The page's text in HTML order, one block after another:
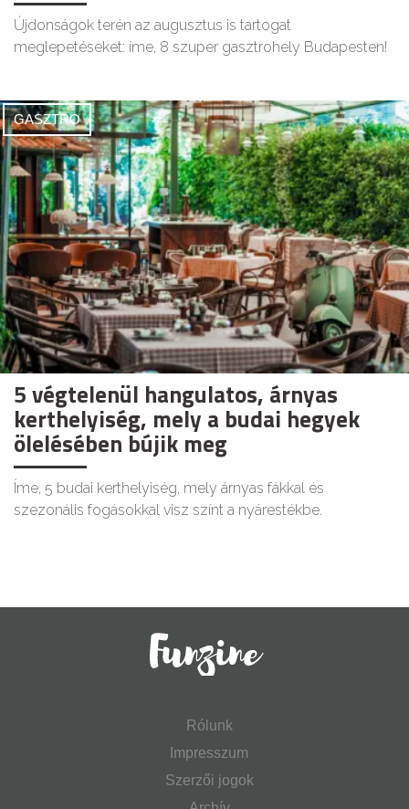
Újdonságok terén az augusztus is tartogat
meglepetéseket: íme, 8 szuper gasztrohely Budapesten!
GASZTRO
5 végtelenül hangulatos, árnyas
kerthelyiség, mely a budai hegyek
ölelésében bújik meg
Íme, 5 budai kerthelyiség, mely árnyas fákkal és
szezonális fogásokkal visz színt a nyárestékbe.
Rólunk
Impresszum
Szerzői jogok